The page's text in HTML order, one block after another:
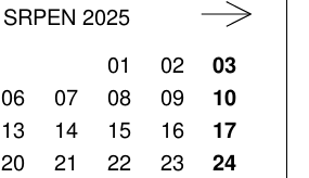
SRPEN 2025
01
02
03
06 07 08 09
10
13 14 15 16
17
20 21 22 23
24